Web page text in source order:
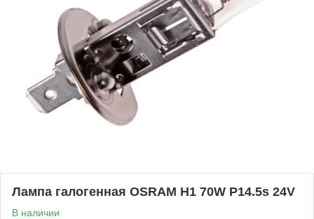
Лампа галогенная OSRAM H1 70W P14.5s 24V
В наличии